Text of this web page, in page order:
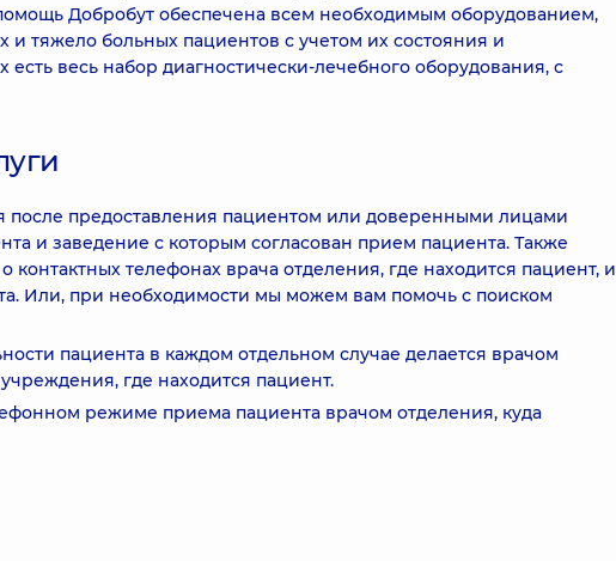
Добробут обеспечена всем необходимым оборудованием,
и тяжело больных пациентов с учетом их состояния и
весь набор диагностически-лечебного оборудования, с
после предоставления пациентом или доверенными лицами
и заведение с которым согласован прием пациента. Также
телефонах врача отделения, где находится пациент, и
Или, при необходимости мы можем вам помочь с поиском
пациента в каждом отдельном случае делается врачом
где находится пациент.
режиме приема пациента врачом отделения, куда